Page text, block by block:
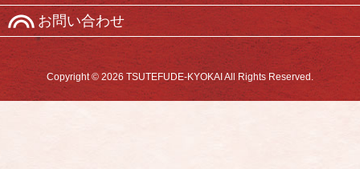
お問い合わせ
Copyright © 2026 TSUTEFUDE-KYOKAI All Rights Reserved.